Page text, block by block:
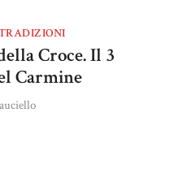
Croce. Il 3
Carmine